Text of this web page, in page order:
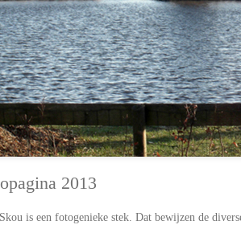
2013
is een fotogenieke stek. Dat bewijzen de